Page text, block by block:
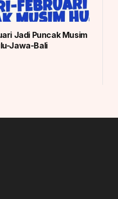
Jadi Puncak Musim
Jawa-Bali